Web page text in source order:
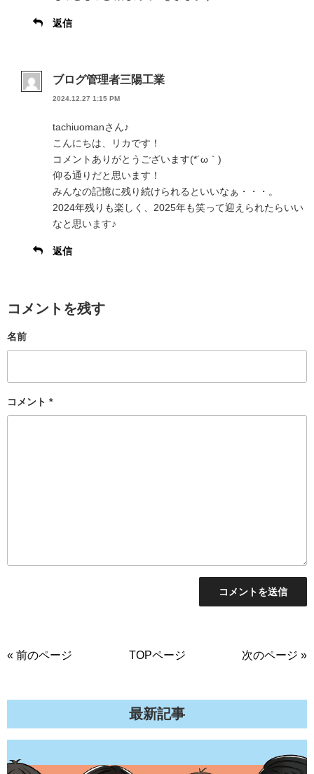
返信
ブログ管理者三陽工業
2024.12.27 1:15 PM
tachiuomanさん♪
こんにちは、リカです！
コメントありがとうございます(*´ω｀)
仰る通りだと思います！
みんなの記憶に残り続けられるといいなぁ・・・。
2024年残りも楽しく、2025年も笑って迎えられたらいい
なと思います♪
返信
コメントを残す
コメント *
名前
« 前のページ TOPページ 次のページ »
最新記事